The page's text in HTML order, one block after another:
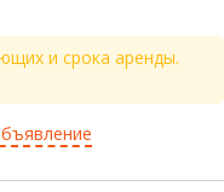
и срока аренды.